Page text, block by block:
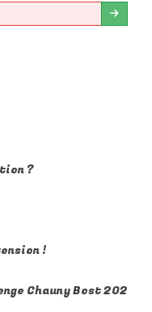
?
!
Chauny Bost 2026